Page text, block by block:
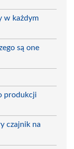
w każdym
są one
produkcji
czajnik na